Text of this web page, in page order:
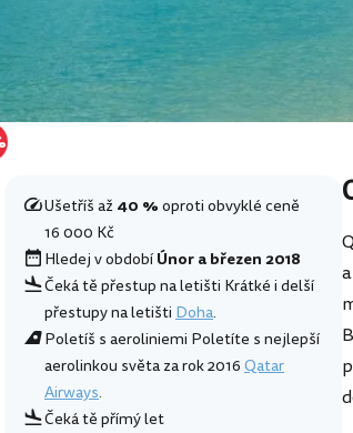
Ušetříš až40 %oproti obvyklé ceně
16 000 Kč
Hledej v obdobíÚnor a březen 2018
Čeká tě přestup na letišti Krátké i delší
přestupy na letištiDoha.
Poletíš s aeroliniemi Poletíte s nejlepší
aerolinkou světa za rok 2016Qatar
Airways.
Čeká tě přímý let